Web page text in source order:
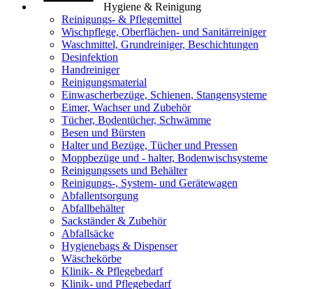
Hygiene & Reinigung
Reinigungs- & Pflegemittel
Wischpflege, Oberflächen- und Sanitärreiniger
Waschmittel, Grundreiniger, Beschichtungen
Desinfektion
Handreiniger
Reinigungsmaterial
Einwascherbezüge, Schienen, Stangensysteme
Eimer, Wachser und Zubehör
Tücher, Bodentücher, Schwämme
Besen und Bürsten
Halter und Bezüge, Tücher und Pressen
Moppbezüge und - halter, Bodenwischsysteme
Reinigungssets und Behälter
Reinigungs-, System- und Gerätewagen
Abfallentsorgung
Abfallbehälter
Sackständer & Zubehör
Abfallsäcke
Hygienebags & Dispenser
Wäschekörbe
Klinik- & Pflegebedarf
Klinik- und Pflegebedarf